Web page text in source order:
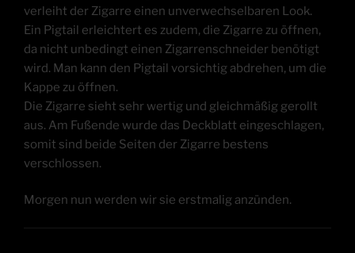
ver­leiht der Zigar­re einen unver­wech­sel­ba­ren Look.
Ein Pig­tail erleich­tert es zudem, die Zigar­re zu öff­nen,
da nicht unbe­dingt einen Zigar­ren­schnei­der benö­tigt
wird. Man kann den Pig­tail vor­sich­tig abdre­hen, um die
Kap­pe zu öff­nen.
Die Zigar­re sieht sehr wer­tig und gleich­mä­ßig gerollt
aus. Am Fußen­de wur­de das Deck­blatt ein­ge­schla­gen,
somit sind bei­de Sei­ten der Zigar­re bes­tens
verschlossen.
Mor­gen nun wer­den wir sie erst­ma­lig anzünden.